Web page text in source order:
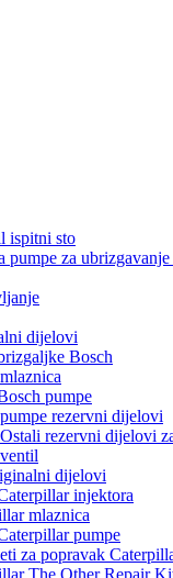
ispitni sto
pumpe za
dijelovi
Bosch
pumpe
rezervni dijelovi
rezervni dijelovi
dijelovi
injektora
mlaznica
pumpe
za popravak
The Other Repair